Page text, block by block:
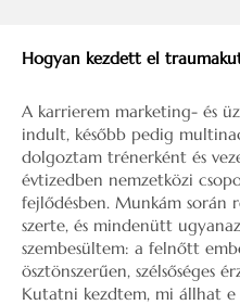
Hogyan kezdett el
A karrierem marketing- és
indult, később pedig
dolgoztam trénerként és
évtizedben nemzetközi
fejlődésben. Munkám során
szerte, és mindenütt
szembesültem: a felnőtt
ösztönszerűen, szélsőséges
Kutatni kezdtem, mi állhat